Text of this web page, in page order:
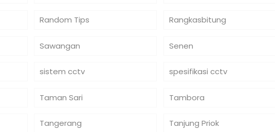
Random Tips Rangkasbitung
Sawangan Senen
sistem cctv spesifikasi cctv
Taman Sari Tambora
Tangerang Tanjung Priok